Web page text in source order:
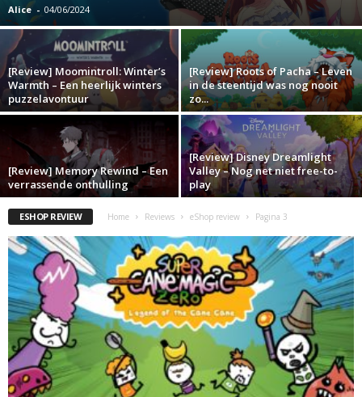
Alice - 04/06/2024
[Review] Moomintroll: Winter’s
Warmth – Een heerlijk winters
puzzelavontuur
[Review] Roots of Pacha – Leven
in de steentijd was nog nooit
zo...
[Review] Memory Rewind – Een
verrassende onthulling
[Review] Disney Dreamlight
Valley – Nog net niet free-to-
play
ESHOP REVIEW Home Reviews eShop review Pagina 3